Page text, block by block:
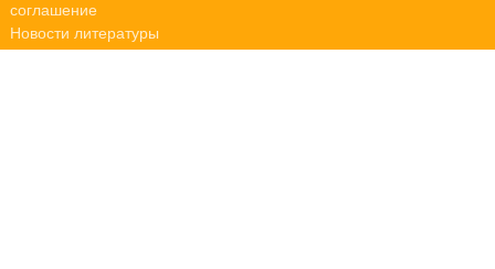
соглашение
Новости литературы